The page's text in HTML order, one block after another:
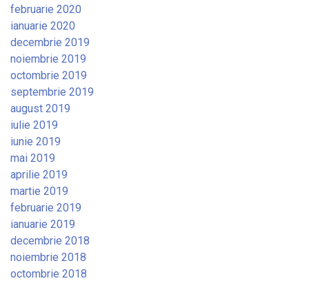
februarie 2020
ianuarie 2020
decembrie 2019
noiembrie 2019
octombrie 2019
septembrie 2019
august 2019
iulie 2019
iunie 2019
mai 2019
aprilie 2019
martie 2019
februarie 2019
ianuarie 2019
decembrie 2018
noiembrie 2018
octombrie 2018